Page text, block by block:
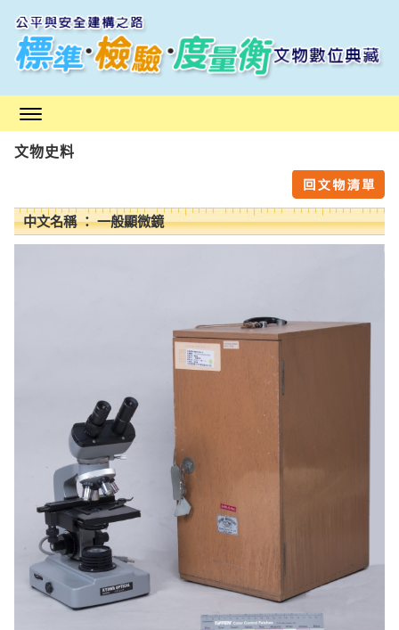
內
文物史料
中文名稱 ： 一般顯微鏡